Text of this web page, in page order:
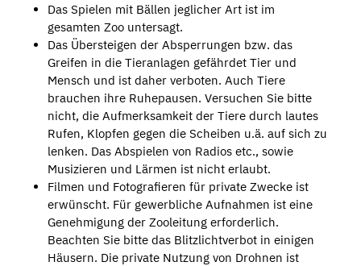
Das Spielen mit Bällen jeglicher Art ist im
gesamten Zoo untersagt.
Das Übersteigen der Absperrungen bzw. das
Greifen in die Tieranlagen gefährdet Tier und
Mensch und ist daher verboten. Auch Tiere
brauchen ihre Ruhepausen. Versuchen Sie bitte
nicht, die Aufmerksamkeit der Tiere durch lautes
Rufen, Klopfen gegen die Scheiben u.ä. auf sich zu
lenken. Das Abspielen von Radios etc., sowie
Musizieren und Lärmen ist nicht erlaubt.
Filmen und Fotografieren für private Zwecke ist
erwünscht. Für gewerbliche Aufnahmen ist eine
Genehmigung der Zooleitung erforderlich.
Beachten Sie bitte das Blitzlichtverbot in einigen
Häusern. Die private Nutzung von Drohnen ist